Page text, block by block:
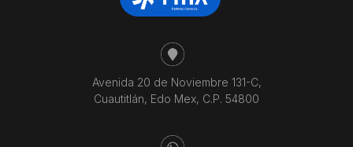
Avenida 20 de Noviembre 131-C,
Cuautitlán, Edo Mex, C.P. 54800